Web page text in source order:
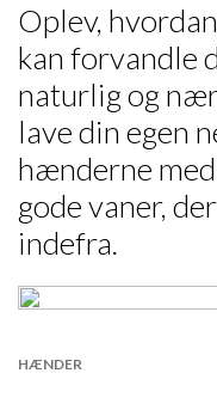
Oplev,
kan forvandle
naturlig og
lave din egen
hænderne
gode vaner,
indefra.
HÆNDER